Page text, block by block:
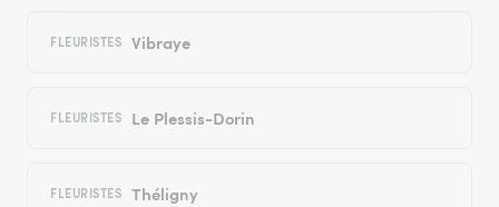
FLEURISTES Vibraye
FLEURISTES Le Plessis-Dorin
FLEURISTES Théligny